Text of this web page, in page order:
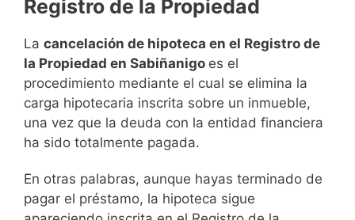
Registro de la Propiedad
La cancelación de hipoteca en el Registro de
la Propiedad en Sabiñanigo es el
procedimiento mediante el cual se elimina la
carga hipotecaria inscrita sobre un inmueble,
una vez que la deuda con la entidad financiera
ha sido totalmente pagada.
En otras palabras, aunque hayas terminado de
pagar el préstamo, la hipoteca sigue